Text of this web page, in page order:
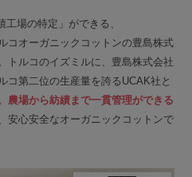
場の特定」ができる、
コオーガニックコットンの豊島株式
トルコのイズミルに、豊島株式会社
コ第二位の生産量を誇るUCAK社と
農場から紡績まで一貫管理ができる
安心安全なオーガニックコットンで